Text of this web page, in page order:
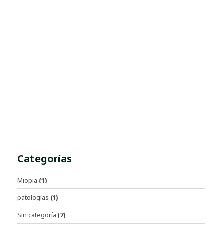
Categorías
Miopia (1)
patologías (1)
Sin categoría (7)